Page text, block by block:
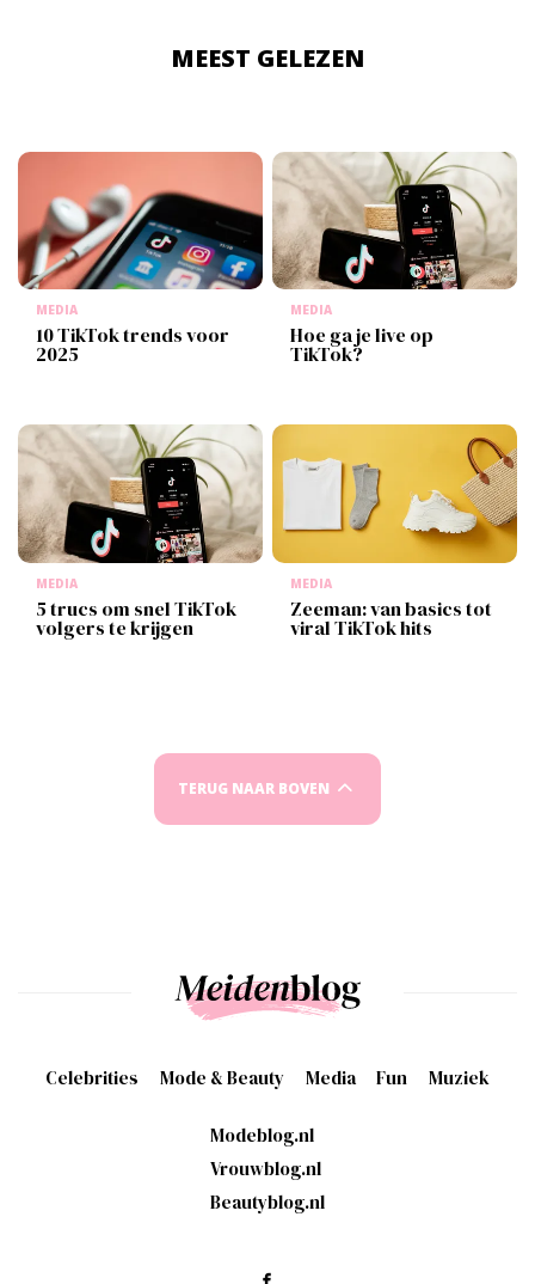
MEEST GELEZEN
MEDIA
10 TikTok trends voor
2025
MEDIA
Hoe ga je live op
TikTok?
MEDIA
5 trucs om snel TikTok
volgers te krijgen
MEDIA
Zeeman: van basics tot
viral TikTok hits
TERUG NAAR BOVEN
Celebrities Mode & Beauty Media Fun Muziek
Modeblog.nl
Vrouwblog.nl
Beautyblog.nl